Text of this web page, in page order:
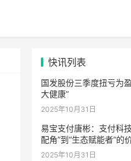
快讯列表
国发股份三季度扭亏为
大健康”
2025年10月31日
易宝支付唐彬：支付科
配角”到“生态赋能者”的
2025年10月31日